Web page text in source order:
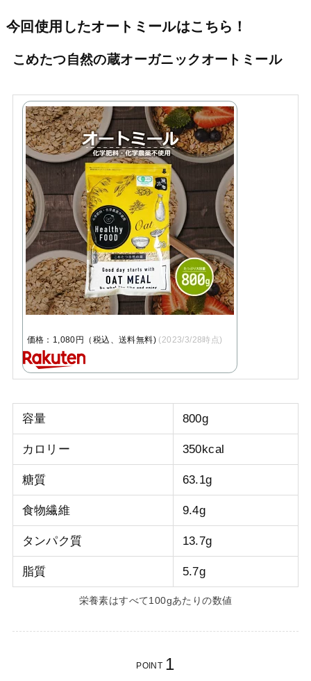
今回使用したオートミールはこちら！
こめたつ自然の蔵オーガニックオートミール
価格：1,080円（税込、送料無料) (2023/3/28時点)
容量 800g
カロリー 350kcal
糖質 63.1g
食物繊維 9.4g
タンパク質 13.7g
脂質 5.7g
栄養素はすべて100gあたりの数値
POINT